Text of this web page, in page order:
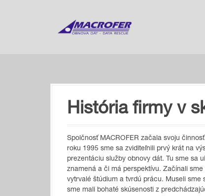
História firmy v
Spolčnosť MACROFER začala svoju
roku 1995 sme sa zviditeľnili prvý krát na
prezentáciu služby obnovy dát. Tu sme sa
znamená a či má perspektívu. Začínali
vytrvalé štúdium a tvrdú prácu. Museli
sme mali bohaté skúsenosti z